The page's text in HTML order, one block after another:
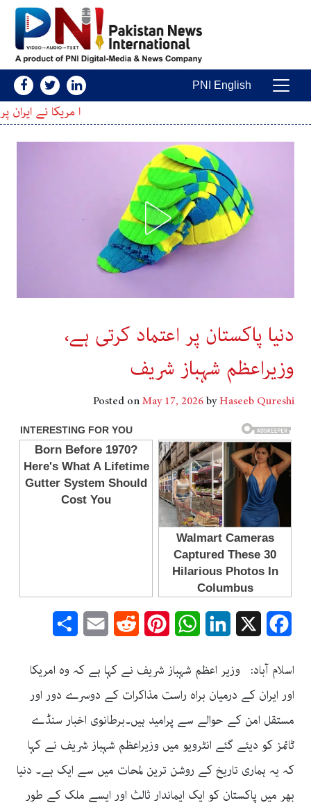
Main Navigation
PNI English
ا مریکا نے ایران پر عائد اہم پابندیاں ختم
دنیا پاکستان پر اعتماد کرتی ہے،
وزیراعظم شہباز شریف
Posted onMay 17, 2026byHaseeb Qureshi
Facebook
LinkedIn
WhatsApp
Pinterest
Reddit
Email
اسلام آباد: وزیر اعظم شہباز شریف نے کہا ہے کہ وہ امریکا
اور ایران کے درمیان براہ راست مذاکرات کے دوسرے دور اور
مستقل امن کے حوالے سے پرامید ہیں۔برطانوی اخبار سنڈے
ٹائمز کو دیئے گئے انٹرویو میں وزیراعظم شہباز شریف نے کہا
کہ یہ ہماری تاریخ کے روشن ترین لمحات میں سے ایک ہے۔ دنیا
بھر میں پاکستان کو ایک ایماندار ثالث اور ایسے ملک کے طور